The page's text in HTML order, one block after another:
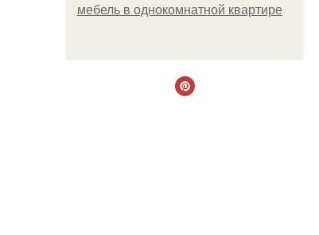
мебель в однокомнатной квартире